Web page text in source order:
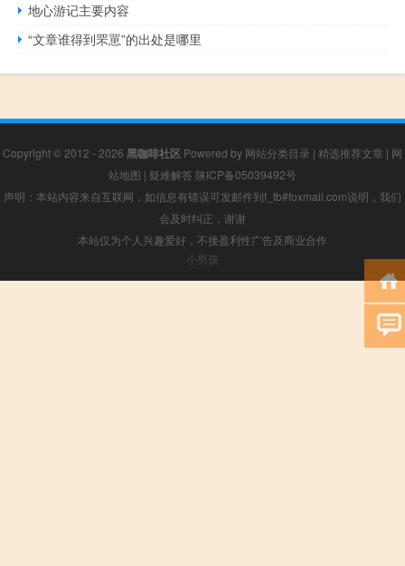
地心游记主要内容
“文章谁得到罘罳”的出处是哪里
Copyright © 2012 - 2026 黑咖啡社区 Powered by 网站分类目录 | 精选推荐文章 | 网
站地图 | 疑难解答 陕ICP备05039492号
声明：本站内容来自互联网，如信息有错误可发邮件到f_fb#foxmail.com说明，我们
会及时纠正，谢谢
本站仅为个人兴趣爱好，不接盈利性广告及商业合作
小男孩